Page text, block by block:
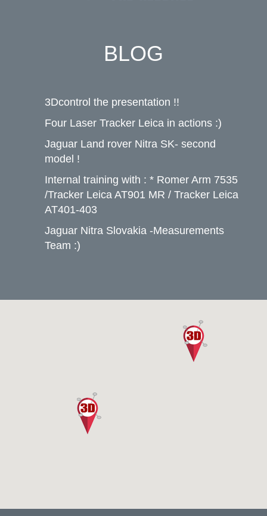
BLOG
3Dcontrol the presentation !!
Four Laser Tracker Leica in actions :)
Jaguar Land rover Nitra SK- second
model !
Internal training with : * Romer Arm 7535
/Tracker Leica AT901 MR / Tracker Leica
AT401-403
Jaguar Nitra Slovakia -Measurements
Team :)